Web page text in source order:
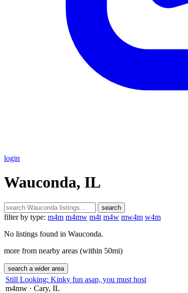
login
Wauconda, IL
search
filter by type: m4m m4mw m4t m4w mw4m w4m
No listings found in Wauconda.
more from nearby areas (within 50mi)
search a wider area
Still Looking: Kinky fun asap, you must host
m4mw · Cary, IL